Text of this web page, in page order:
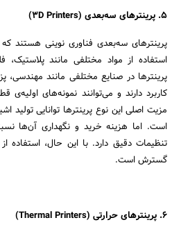
5. پرینترهای سه‌بعدی (3D Printers)
پرینترهای سه‌بعدی فناوری نوینی هستند
استفاده از مواد مختلفی مانند پلاستیک،
پرینترها در صنایع مختلفی مانند
کاربرد دارند و می‌توانند نمونه‌های اولیه‌ی
مزیت اصلی این نوع پرینترها توانایی
است. اما هزینه خرید و نگهداری آن‌ها
تنظیمات دقیق دارد. با این حال، استفاده
گسترش است.
6. پرینترهای حرارتی (Thermal Printers)